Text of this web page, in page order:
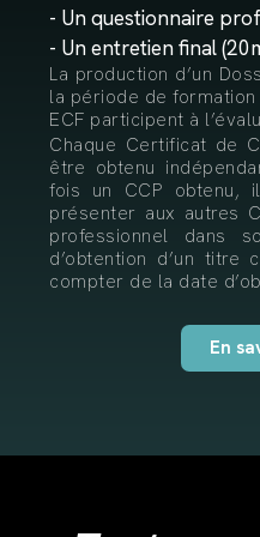
- Un questionnaire
- Un entretien final
La production d’un
la période de
ECF participent à
Chaque Certificat de
être obtenu
fois un CCP obtenu,
présenter aux autres
professionnel dans
d’obtention d’un
compter de la date
En